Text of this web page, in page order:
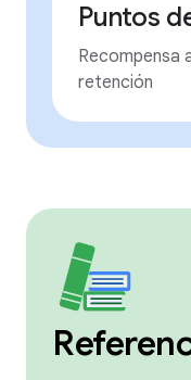
Puntos
Recompensa
retención